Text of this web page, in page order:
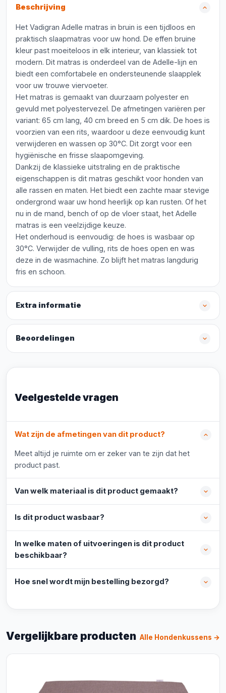
Beschrijving
Het Vadigran Adelle matras in bruin is een tijdloos en
praktisch slaapmatras voor uw hond. De effen bruine
kleur past moeiteloos in elk interieur, van klassiek tot
modern. Dit matras is onderdeel van de Adelle-lijn en
biedt een comfortabele en ondersteunende slaapplek
voor uw trouwe viervoeter.
Het matras is gemaakt van duurzaam polyester en
gevuld met polyestervezel. De afmetingen variëren per
variant: 65 cm lang, 40 cm breed en 5 cm dik. De hoes is
voorzien van een rits, waardoor u deze eenvoudig kunt
verwijderen en wassen op 30°C. Dit zorgt voor een
hygiënische en frisse slaapomgeving.
Dankzij de klassieke uitstraling en de praktische
eigenschappen is dit matras geschikt voor honden van
alle rassen en maten. Het biedt een zachte maar stevige
ondergrond waar uw hond heerlijk op kan rusten. Of het
nu in de mand, bench of op de vloer staat, het Adelle
matras is een veelzijdige keuze.
Het onderhoud is eenvoudig: de hoes is wasbaar op
30°C. Verwijder de vulling, rits de hoes open en was
deze in de wasmachine. Zo blijft het matras langdurig
fris en schoon.
Extra informatie
Beoordelingen
Veelgestelde vragen
Wat zijn de afmetingen van dit product?
Meet altijd je ruimte om er zeker van te zijn dat het
product past.
Van welk materiaal is dit product gemaakt?
Is dit product wasbaar?
In welke maten of uitvoeringen is dit product
beschikbaar?
Hoe snel wordt mijn bestelling bezorgd?
Vergelijkbare producten Alle Hondenkussens →